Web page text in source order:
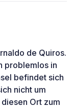
de Quiros.
problemlos in
befindet sich
nicht um
Ort zum